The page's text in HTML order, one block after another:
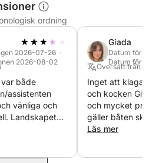
ordning
2026-07-26 ·
2026-08-02
både
assistenten
vänliga och
Landskapet
och
Giada
Datum för
Datum för
Översatt från
Inget att klaga
och kocken
och mycket
gäller båten
en generator,
Läs mer